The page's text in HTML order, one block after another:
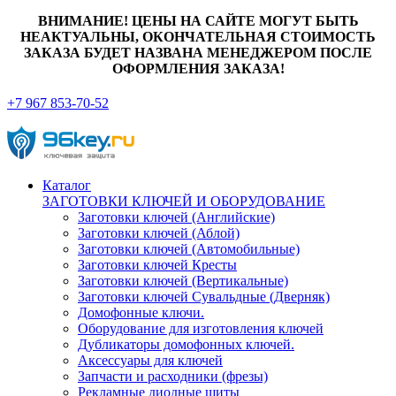
ВНИМАНИЕ! ЦЕНЫ НА САЙТЕ МОГУТ БЫТЬ
НЕАКТУАЛЬНЫ, ОКОНЧАТЕЛЬНАЯ СТОИМОСТЬ
ЗАКАЗА БУДЕТ НАЗВАНА МЕНЕДЖЕРОМ ПОСЛЕ
ОФОРМЛЕНИЯ ЗАКАЗА!
+7 967 853-70-52
Каталог
ЗАГОТОВКИ КЛЮЧЕЙ И ОБОРУДОВАНИЕ
Заготовки ключей (Английские)
Заготовки ключей (Аблой)
Заготовки ключей (Автомобильные)
Заготовки ключей Кресты
Заготовки ключей (Вертикальные)
Заготовки ключей Сувальдные (Дверняк)
Домофонные ключи.
Оборудование для изготовления ключей
Дубликаторы домофонных ключей.
Аксессуары для ключей
Запчасти и расходники (фрезы)
Рекламные диодные щиты